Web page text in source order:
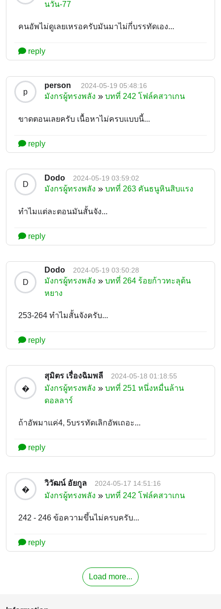
นวัน-77
คนอัพไม่ดูเลยเหรอครับมันมาไม่กี่บรรทัดเอง...
reply
p
person 2024-05-19 05:48:16
มังกรผู้ทรงพลัง บทที่ 242 โฟล์คสวาเกน
ขาดตอนเลยครับ เนื้อหาไม่ครบแบบนี้...
reply
D
Dodo 2024-05-19 03:59:02
มังกรผู้ทรงพลัง บทที่ 263 คันธนูหินสิบแรง
ทำไมแต่ละตอนมันสั้นจัง...
reply
D
Dodo 2024-05-19 03:50:28
มังกรผู้ทรงพลัง
บทที่ 264 ร้อยก้าวทะลุต้น
หยาง
253-264 ทำไมสั้นจังครับ...
reply
�
สุมิตร เรื่องฉิมพลี 2024-05-18 01:18:55
มังกรผู้ทรงพลัง
บทที่ 251 หนึ่งหมื่นล้าน
ดอลลาร์
ถ้าอัพมาแค่4, 5บรรทัดเลิกอัพเถอะ...
reply
�
วิวัฒน์ อัยกูล 2024-05-17 14:51:16
มังกรผู้ทรงพลัง บทที่ 242 โฟล์คสวาเกน
242 - 246 ข้อความขึ้นไม่ครบครับ...
reply
Load more...